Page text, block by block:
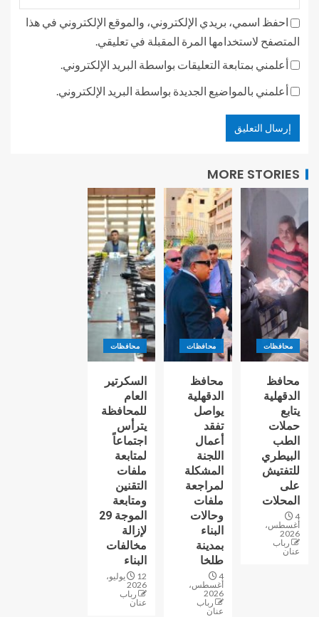
احفظ اسمي، بريدي الإلكتروني، والموقع الإلكتروني في هذا
المتصفح لاستخدامها المرة المقبلة في تعليقي.
أعلمني بمتابعة التعليقات بواسطة البريد الإلكتروني.
أعلمني بالمواضيع الجديدة بواسطة البريد الإلكتروني.
MORE STORIES
محافظات
محافظ
الدقهلية
يتابع
حملات
الطب
البيطري
للتفتيش
على
المحلات
4
أغسطس،
2026
رباب
عنان
محافظات
محافظ
الدقهلية
يواصل
تفقد
أعمال
اللجنة
المشكلة
لمراجعة
ملفات
وحالات
البناء
بمدينة
طلخا
4
أغسطس،
2026
رباب
عنان
محافظات
السكرتير
العام
للمحافظة
يترأس
اجتماعاً
لمتابعة
ملفات
التقنين
ومتابعة
الموجة 29
لإزالة
مخالفات
البناء
12 يوليو،
2026
رباب
عنان